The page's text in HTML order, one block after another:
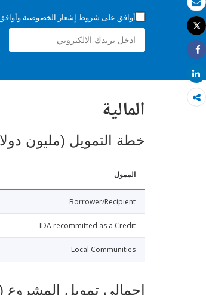
بريد الكتروني
طباعة
Tweet
Share
Share
أوافق على شروط إشعار الخصوصية
المالية
خطة التمويل (مليون
الممول
Borrower/Recipient
IDA recommitted as a Credit
Local Communities
إجمالي تمويل المشروع